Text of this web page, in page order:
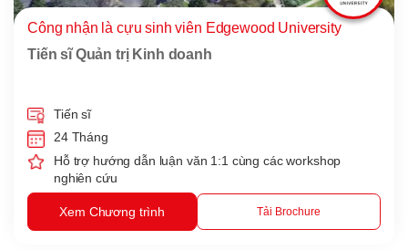
Công nhận là cựu sinh viên Edgewood University
Tiến sĩ Quản trị Kinh doanh
Tiến sĩ
24 Tháng
Hỗ trợ hướng dẫn luận văn 1:1 cùng các workshop
nghiên cứu
Tải Brochure
Xem Chương trình